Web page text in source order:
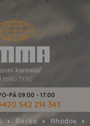
roku 1990
PÁ 09:00 - 17:00
542 214 343
Řecko Rhodos